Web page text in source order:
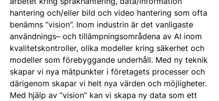
hantering och/eller bild och video hantering som ofta
benämns ”vision”. Inom industrin är det vanligaste
användnings– och tillämpningsområdena av AI inom
kvalitetskontroller, olika modeller kring säkerhet och
modeller som förebyggande underhåll. Med ny teknik
skapar vi nya mätpunkter i företagets processer och
därigenom skapar vi helt nya värden och möjligheter.
Med hjälp av ”vision” kan vi skapa ny data som ett